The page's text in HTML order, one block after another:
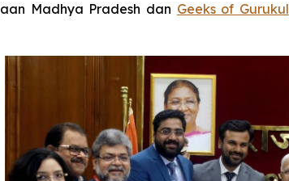
Madhya Pradesh dan Geeks of Gurukul